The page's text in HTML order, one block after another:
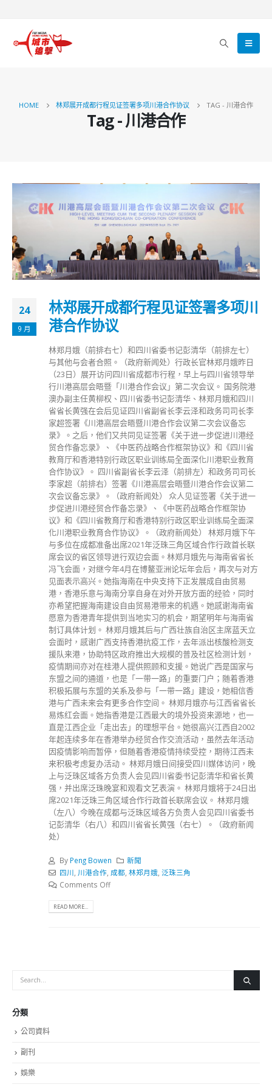
HOME 林郑展开成都行程见证签署多项川港合作协议 TAG - 川港合作
Tag - 川港合作
24
9 月
林郑展开成都行程见证签署多项川
港合作协议
林郑月娥（前排右七）和四川省委书记彭清华（前排左七）
与其他与会者合照。（政府新闻处） ​行政长官林郑月娥昨日
（23日）展开访问四川省成都市行程，早上与四川省领导举
行川港高层会晤暨「川港合作会议」第二次会议。 国务院港
澳办副主任黄柳权、四川省委书记彭清华、林郑月娥和四川
省省长黄强在会后见证四川省副省长李云泽和政务司司长李
家超签署《川港高层会晤暨川港合作会议第二次会议备忘
录》。之后，他们又共同见证签署《关于进一步促进川港经
贸合作备忘录》、《中医药战略合作框架协议》和《四川省
教育厅和香港特别行政区职业训练局全面深化川港职业教育
合作协议》。 四川省副省长李云泽（前排左）和政务司司长
李家超（前排右）签署《川港高层会晤暨川港合作会议第二
次会议备忘录》。（政府新闻处） 众人见证签署《关于进一
步促进川港经贸合作备忘录》、《中医药战略合作框架协
议》和《四川省教育厅和香港特别行政区职业训练局全面深
化川港职业教育合作协议》。（政府新闻处） 林郑月娥下午
与多位在成都准备出席2021年泛珠三角区域合作行政首长联
席会议的省区领导进行双边会面。林郑月娥先与海南省省长
冯飞会面，对继今年4月在博鳌亚洲论坛年会后，再次与对方
见面表示高兴。她指海南在中央支持下正发展成自由贸易
港，香港乐意与海南分享自身在对外开放方面的经验，同时
亦希望把握海南建设自由贸易港带来的机遇。她感谢海南省
愿意为香港青年提供到当地实习的机会，期望明年与海南省
制订具体计划。 林郑月娥其后与广西壮族自治区主席蓝天立
会面时，感谢广西支持香港抗疫工作，去年派出核酸检测支
援队来港，协助特区政府推出大规模的普及社区检测计划，
疫情期间亦对在桂港人提供照顾和支援。她说广西是国家与
东盟之间的通道，也是「一带一路」的重要门户；随着香港
积极拓展与东盟的关系及参与「一带一路」建设，她相信香
港与广西未来会有更多合作空间。 林郑月娥亦与江西省省长
易炼红会面。她指香港是江西最大的境外投资来源地，也一
直是江西企业「走出去」的理想平台。她很高兴江西自2002
年起连续多年在香港举办经贸合作交流活动，虽然去年活动
因疫情影响而暂停，但随着香港疫情持续受控，期待江西未
来积极考虑复办活动。 林郑月娥日间接受四川媒体访问，晚
上与泛珠区域各方负责人会见四川省委书记彭清华和省长黄
强，并出席泛珠晚宴和观看文艺表演。 林郑月娥将于24日出
席2021年泛珠三角区域合作行政首长联席会议。 林郑月娥
（左八）今晚在成都与泛珠区域各方负责人会见四川省委书
记彭清华（右八）和四川省省长黄强（右七）。（政府新闻
处）
By Peng Bowen
新聞
四川 川港合作, 成都 林郑月娥, 泛珠三角
Comments Off
READ MORE...
分類
公司資料
副刊
娛樂